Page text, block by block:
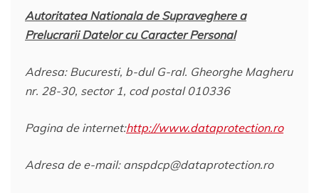
Autoritatea Nationala de Supraveghere a
Prelucrarii Datelor cu Caracter Personal
Adresa: Bucuresti, b-dul G-ral. Gheorghe Magheru
nr. 28-30, sector 1, cod postal 010336
Pagina de internet:http://www.dataprotection.ro
Adresa de e-mail: anspdcp@dataprotection.ro